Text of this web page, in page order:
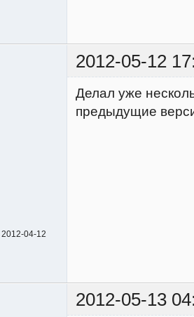
2012-05-12
2012-04-12
Делал уже
предыдущие
2012-05-13